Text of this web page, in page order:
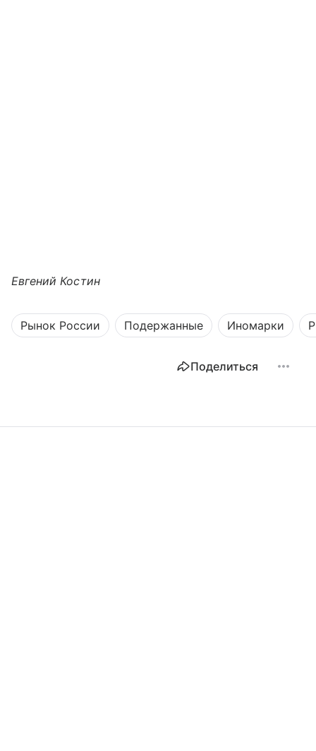
Евгений Костин
Рынок России Подержанные Иномарки
Поделиться